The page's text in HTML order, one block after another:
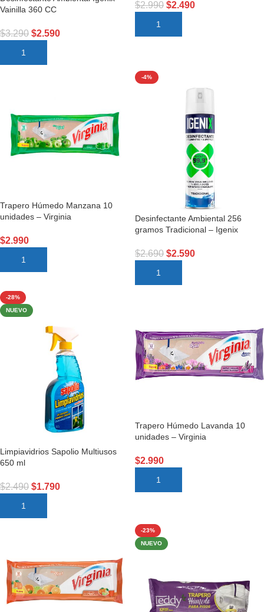
Vainilla 360 CC
$3.290 $2.590
AÑADIR AL CARRITO
$2.990 $2.490
AÑADIR AL CARRITO
Trapero Húmedo Manzana 10
unidades – Virginia
$2.990
AÑADIR AL CARRITO
-4%
Desinfectante Ambiental 256
gramos Tradicional – Igenix
$2.690 $2.590
AÑADIR AL CARRITO
-28%
NUEVO
Limpiavidrios Sapolio Multiusos
650 ml
$2.490 $1.790
AÑADIR AL CARRITO
Trapero Húmedo Lavanda 10
unidades – Virginia
$2.990
AÑADIR AL CARRITO
-23%
NUEVO